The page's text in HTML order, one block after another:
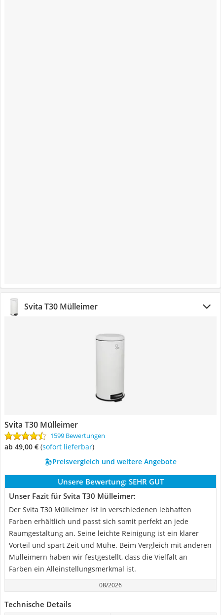
Svita T30 Mülleimer
Svita T30 Mülleimer
1599 Bewertungen
ab 49,00 € ( Sofort lieferbar)
Preisvergleich und weitere Angebote
Unsere Bewertung: SEHR GUT
Unser Fazit für Svita T30 Mülleimer:
Der Svita T30 Mülleimer ist in verschiedenen lebhaften
Farben erhältlich und passt sich somit perfekt an jede
Raumgestaltung an. Seine leichte Reinigung ist ein klarer
Vorteil und spart Zeit und Mühe. Beim Vergleich mit anderen
Mülleimern haben wir festgestellt, dass die Vielfalt an
Farben ein Alleinstellungsmerkmal ist.
08/2026
Technische Details